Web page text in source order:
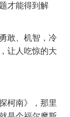
才能得到解
敢、机智，冷
让人吃惊的大
柯南》，那里